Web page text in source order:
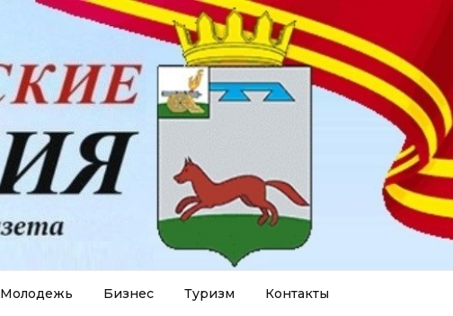
Молодежь Бизнес Туризм Контакты